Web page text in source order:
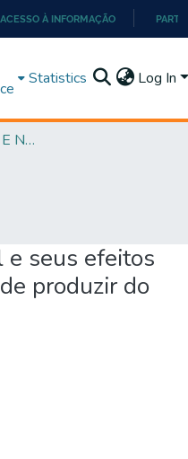
ACESSO À INFORMAÇÃO
Statistics Log In
CENTRO DE GESTÃO E NEGÓCIOS
e seus efeitos
produzir do